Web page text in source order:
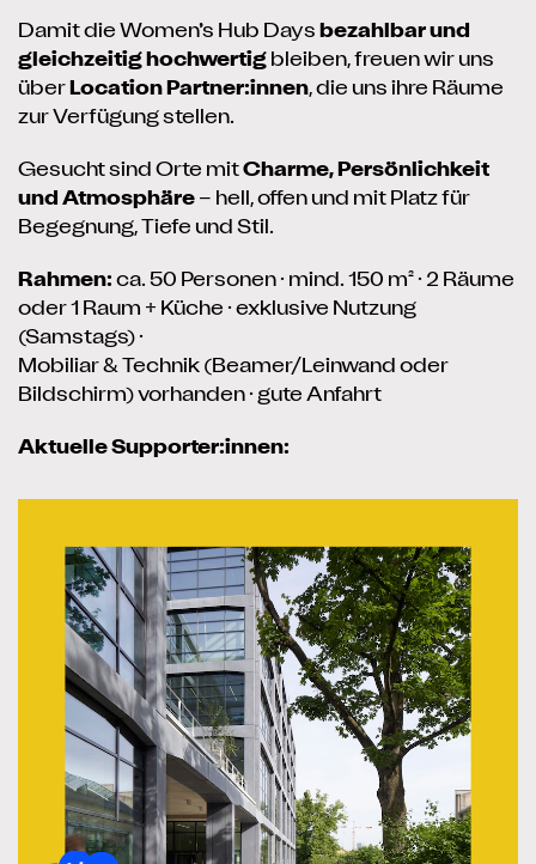
Damit die Women’s Hub Days bezahlbar und
gleichzeitig hochwertig bleiben, freuen wir uns
über Location Partner:innen, die uns ihre Räume
zur Verfügung stellen.
Gesucht sind Orte mit Charme, Persönlichkeit
und Atmosphäre – hell, offen und mit Platz für
Begegnung, Tiefe und Stil.
Rahmen: ca. 50 Personen · mind. 150 m² · 2 Räume
oder 1 Raum + Küche · exklusive Nutzung
(Samstags) ·
Mobiliar & Technik (Beamer/Leinwand oder
Bildschirm) vorhanden · gute Anfahrt
Aktuelle Supporter:innen: